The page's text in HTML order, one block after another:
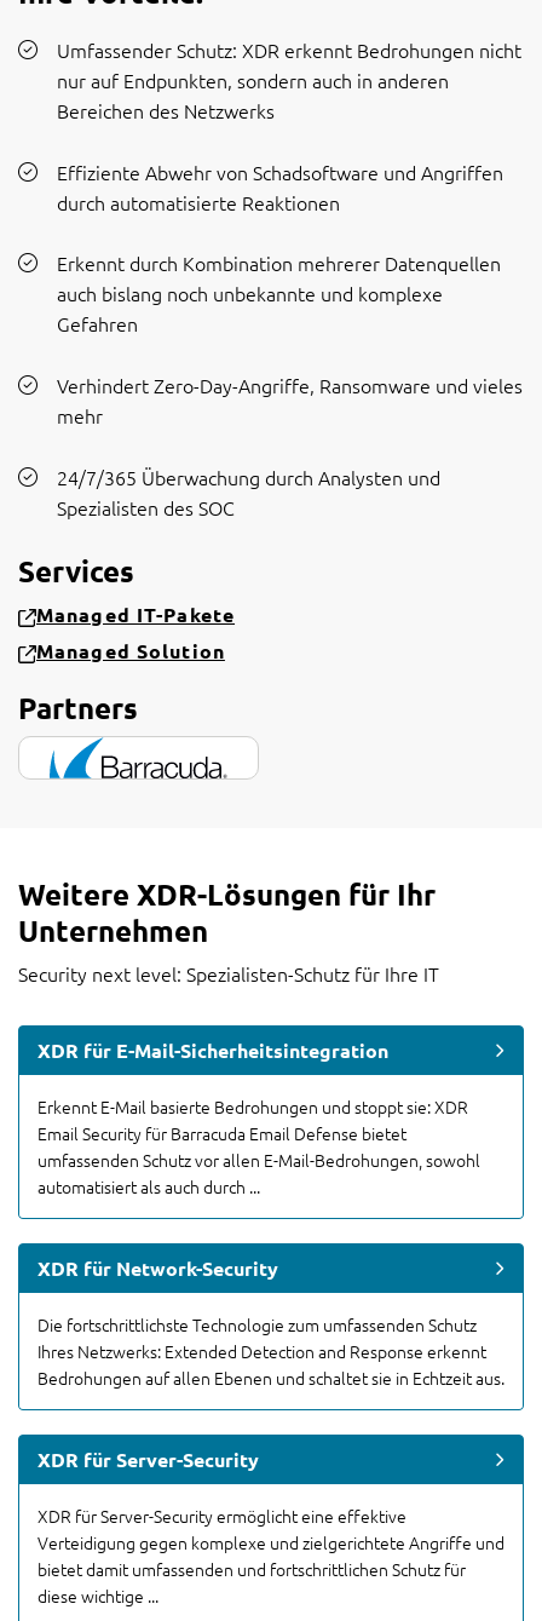
Umfassender Schutz: XDR erkennt Bedrohungen nicht
nur auf Endpunkten, sondern auch in anderen
Bereichen des Netzwerks
Effiziente Abwehr von Schadsoftware und Angriffen
durch automatisierte Reaktionen
Erkennt durch Kombination mehrerer Datenquellen
auch bislang noch unbekannte und komplexe
Gefahren
Verhindert Zero-Day-Angriffe, Ransomware und vieles
mehr
24/7/365 Überwachung durch Analysten und
Spezialisten des SOC
Services
Managed IT-Pakete
Managed Solution
Partners
Weitere XDR-Lösungen für Ihr
Unternehmen
Security next level: Spezialisten-Schutz für Ihre IT
XDR für E-Mail-Sicherheitsintegration
Erkennt E-Mail basierte Bedrohungen und stoppt sie: XDR
Email Security für Barracuda Email Defense bietet
umfassenden Schutz vor allen E-Mail-Bedrohungen, sowohl
automatisiert als auch durch ...
XDR für Network-Security
Die fortschrittlichste Technologie zum umfassenden Schutz
Ihres Netzwerks: Extended Detection and Response erkennt
Bedrohungen auf allen Ebenen und schaltet sie in Echtzeit aus.
XDR für Server-Security
XDR für Server-Security ermöglicht eine effektive
Verteidigung gegen komplexe und zielgerichtete Angriffe und
bietet damit umfassenden und fortschrittlichen Schutz für
diese wichtige ...